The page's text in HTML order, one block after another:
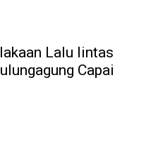
Lalu lintas
Capai